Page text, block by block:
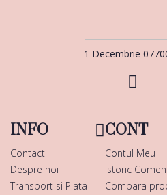
1 Decembrie
INFO
Contact
Despre noi
Transport si Plata
CONT
Contul Meu
Istoric
Compara